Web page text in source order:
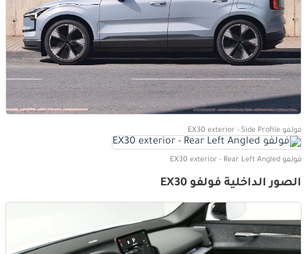
فولفو EX30 exterior - Side Profile
فولفو EX30 exterior - Rear Left Angled
الصور الداخلية فولفو EX30